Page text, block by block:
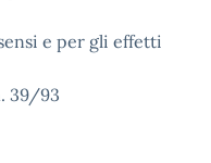
e per gli effetti
39/93